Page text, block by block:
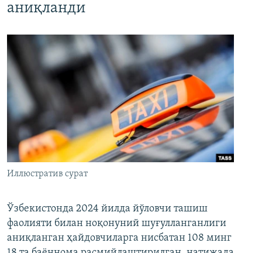
аниқланди
Иллюстратив сурат
Ўзбекистонда 2024 йилда йўловчи ташиш
фаолияти билан ноқонуний шуғулланганлиги
аниқланган ҳайдовчиларга нисбатан 108 минг